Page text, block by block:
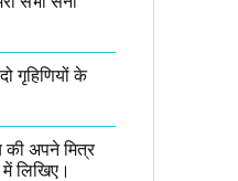
गृहिणियों के
की अपने मित्र
लिखिए।